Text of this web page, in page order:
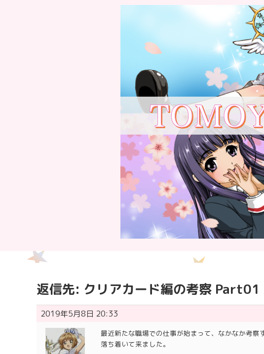
返信先: クリアカード編の考察 Part01
2019年5月8日 20:33
最近新たな職場での仕事が始まって、なかなか考
落ち着いて来ました。